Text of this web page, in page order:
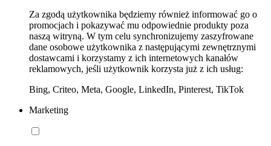
Za zgodą użytkownika będziemy również informować go o
promocjach i pokazywać mu odpowiednie produkty poza
naszą witryną. W tym celu synchronizujemy zaszyfrowane
dane osobowe użytkownika z następującymi zewnętrznymi
dostawcami i korzystamy z ich internetowych kanałów
reklamowych, jeśli użytkownik korzysta już z ich usług:
Bing, Criteo, Meta, Google, LinkedIn, Pinterest, TikTok
Marketing